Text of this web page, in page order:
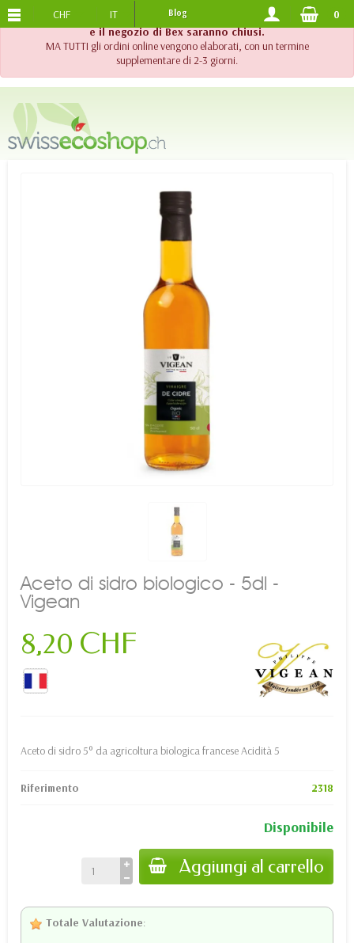
!! Importante !! Fino al 20 agosto 2026, l'assistenza telefonica
e il negozio di Bex saranno chiusi.
MA TUTTI gli ordini online vengono elaborati, con un termine
supplementare di 2-3 giorni.
SPEDIZIONE GRATUITADA 120.-
CHF IT Blog 0
Aceto di sidro biologico - 5dl -
Vigean
8,20 CHF
Aceto di sidro 5° da agricoltura biologica francese Acidità 5
Riferimento 2318
Disponibile
Aggiungi al carrello
Totale Valutazione: